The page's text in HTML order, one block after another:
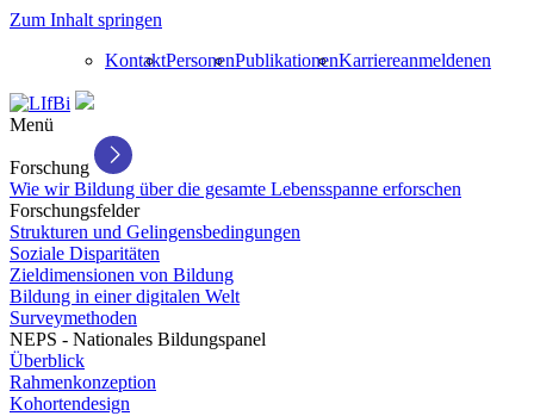
Zum Inhalt springen
KontaktPersonenPublikationenKarriereanmeldenen
Menü
Forschung
Wie wir Bildung über die gesamte Lebensspanne erforschen
Forschungsfelder
Strukturen und Gelingensbedingungen
Soziale Disparitäten
Zieldimensionen von Bildung
Bildung in einer digitalen Welt
Surveymethoden
NEPS - Nationales Bildungspanel
Überblick
Rahmenkonzeption
Kohortendesign